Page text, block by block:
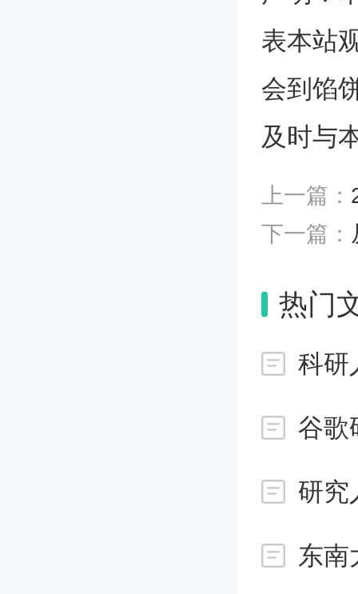
页，「
而如何
己的发
01 最严
根据官
类。
第一类
表本站
会到馅
及时与
上一篇：
下一篇：
热门
科研
研究
东南